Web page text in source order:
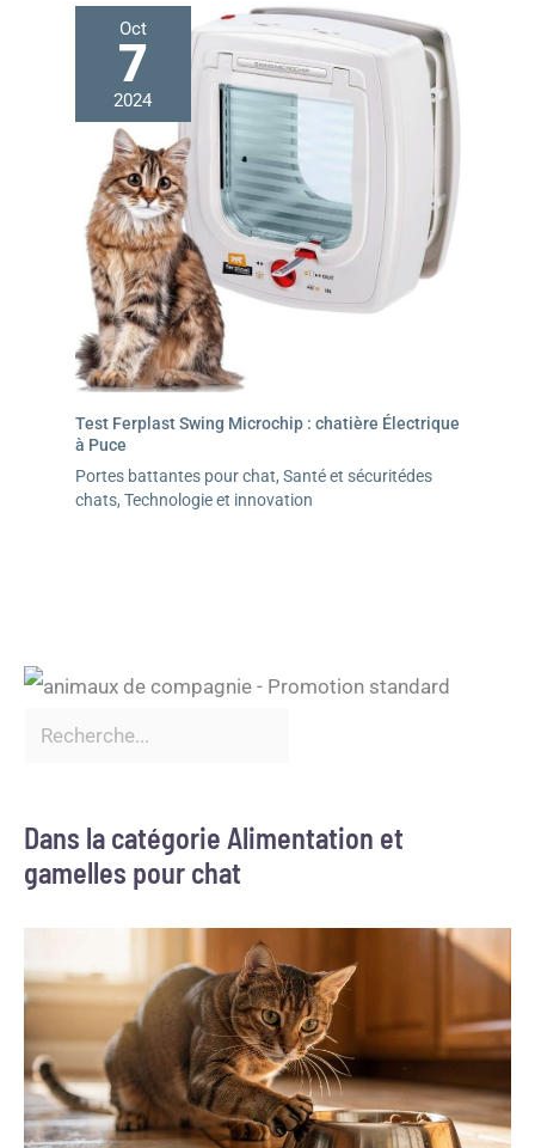
Oct
7
2024
Test Ferplast Swing Microchip : chatière Électrique
à Puce
Portes battantes pour chat, Santé et sécuritédes
chats, Technologie et innovation
Dans la catégorie Alimentation et
gamelles pour chat